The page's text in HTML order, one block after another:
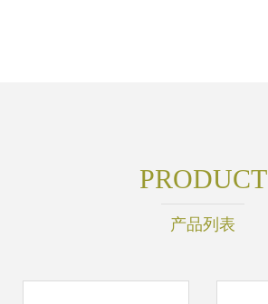
PRODUCT
产品列表